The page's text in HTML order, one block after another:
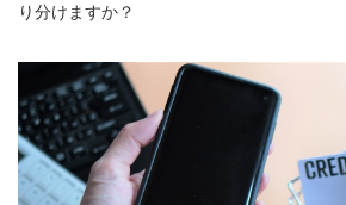
り分けますか？